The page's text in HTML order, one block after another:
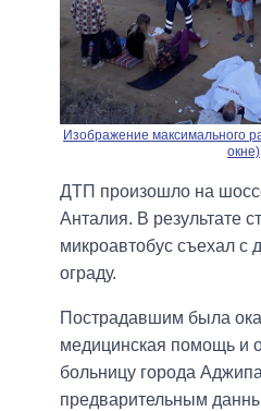
Изображение максимального
окне)
ДТП произошло на
Анталия. В результате
микроавтобус съехал с
ограду.
Пострадавшим была
медицинская помощь и
больницу города
предварительным